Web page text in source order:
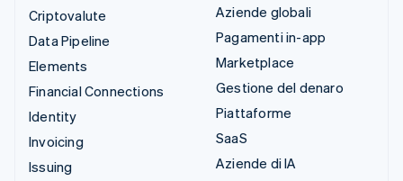
Criptovalute
Data Pipeline
Elements
Financial Connections
Identity
Invoicing
Issuing
Aziende globali
Pagamenti in-app
Marketplace
Gestione del denaro
Piattaforme
SaaS
Aziende di IA